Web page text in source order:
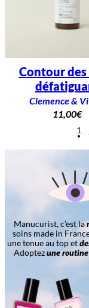
Contour
Clemence &
11,00€
1
Manucurist, c’est la
soins made in
une tenue au top et
Adoptezune